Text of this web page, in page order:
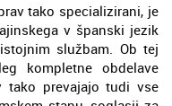
tako specializirani, je
v španski jezik
službam. Ob tej
kompletne obdelave
prevajajo tudi vse